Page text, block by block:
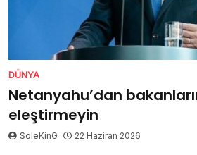
DÜNYA
Netanyahu’dan
eleştirmeyin
SoleKinG 22 Haziran 2026